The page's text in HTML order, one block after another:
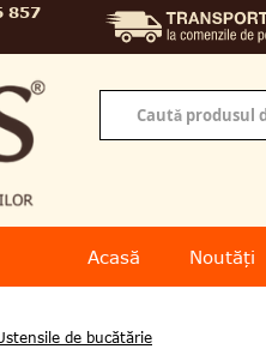
857
Acasă Noutăți
de bucătărie